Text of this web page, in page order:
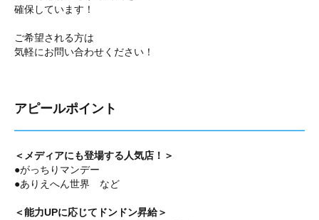
確保しています！
ご希望される方は
気軽にお問い合わせください！
アピールポイント
＜メディアにも登場する人気店！＞
●がっちりマンデー
●ありえへん世界 など
＜能力UPに応じてドンドン昇給＞